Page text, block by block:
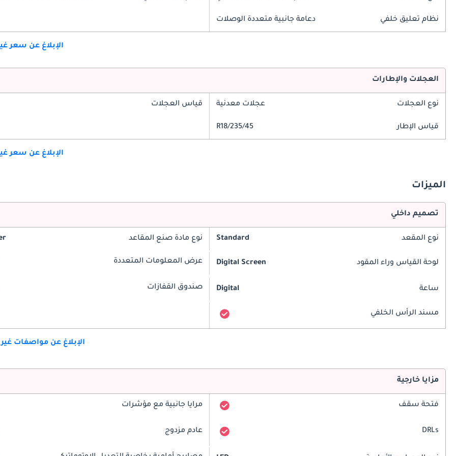
نظام تعليق خلفي دعامة جانبية متعددة الوصلات
الإبلاغ عن سعر
العجلات والإطارات
نوع العجلات عجلات معدنية قياس العجلات
قياس الإطار 235/45/R18
الإبلاغ عن سعر
الميزات
تصميم داخلي
نوع المقعد Standard نوع مادة صنع المقاعد
لوحة القياس وراء المقود Digital Screen عرض المعلومات المتعددة
ساعة Digital صندوق القفازات
مسند الرأس الخلفي
الإبلاغ عن مواصفات
مزايا خارجية
فتحة سقف مرايا جانبية مع مؤشرات
DRLs عادم مزدوج